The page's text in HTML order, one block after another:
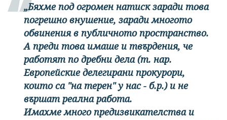
„Бяхме под огромен натиск заради това
погрешно внушение, заради многото
обвинения в публичното пространство.
А преди това имаше и твърдения, че
работят по дребни дела (т. нар.
Европейские делегирани прокурори,
които са "на терен" у нас - б.р.) и не
вършат реална работа.
Имахме много предизвикателства и